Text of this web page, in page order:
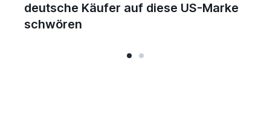
deutsche Käufer auf diese US-Marke
schwören